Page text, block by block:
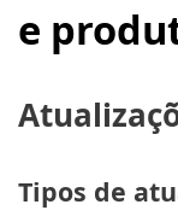
e
Tipos de